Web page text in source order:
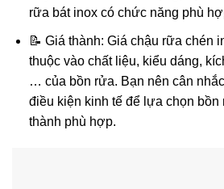
rữa bát inox có chức năng phù
📝 Giá thành: Giá chậu rữa chén
thuộc vào chất liệu, kiểu dáng,
… của bồn rửa. Bạn nên cân
điều kiện kinh tế để lựa chọn bồn
thành phù hợp.